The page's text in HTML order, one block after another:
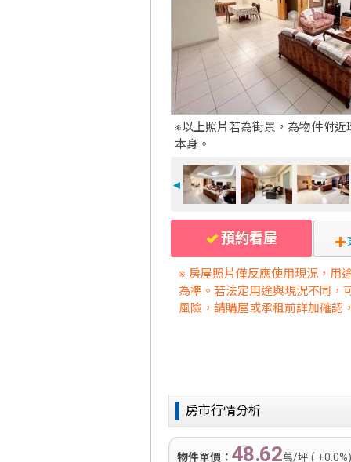
※以上照片若為街景，為物件附近
本身。
◄
預約看屋
※ 房屋照片僅反應使用現況，用
為準。若法定用途與現況不同，
風險，請購屋或承租前詳加確認
房市行情分析
物件單價： 48.62萬/坪 (